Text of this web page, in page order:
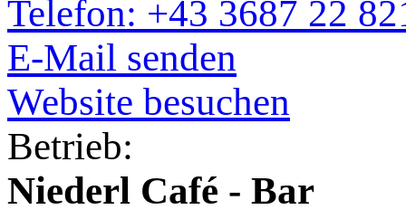
Telefon: +43 3687 22
E-Mail senden
Website besuchen
Betrieb:
Niederl Café - Bar